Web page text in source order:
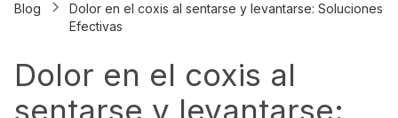
Blog
Dolor en el coxis al sentarse y levantarse: Soluciones
Efectivas
Dolor en el coxis al
sentarse y levantarse: